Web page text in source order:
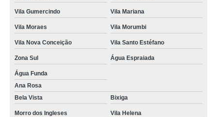
Vila Gumercindo Vila Mariana
Vila Moraes Vila Morumbi
Vila Nova Conceição Vila Santo Estéfano
Zona Sul Água Espraiada
Água Funda
Ana Rosa
Bela Vista
Bixiga
Morro dos Ingleses
Vila Helena